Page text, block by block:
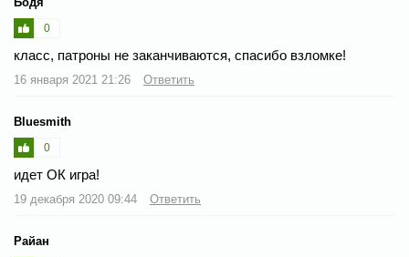
0
класс, патроны не заканчиваются, спасибо взломке!
16 января 2021 21:26 Ответить
Bluesmith
0
идет ОК игра!
19 декабря 2020 09:44 Ответить
Райан